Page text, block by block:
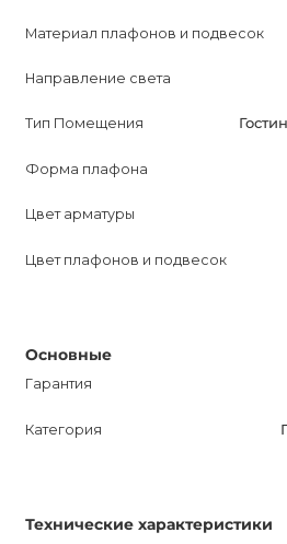
привнесет в вашу жизнь стиль и
качеству, он будет
потенциальных покупателей.
проведенным в обновленном и
Материал плафонов и подвесок
Направление света
Тип Помещения
Форма плафона
Цвет арматуры
Цвет плафонов и подвесок
Основные
Гарантия
Категория
Технические характеристики